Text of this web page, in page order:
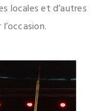
locales et d’autres